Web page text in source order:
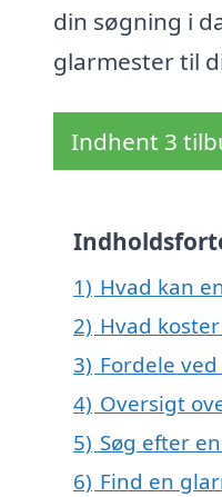
din søgning i
glarmester til
Indhent 3
1) Hvad kan
2) Hvad
3) Fordele
4) Oversigt
5) Søg efter
6) Find en